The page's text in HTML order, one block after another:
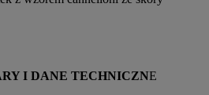
I DANE TECHNICZNE